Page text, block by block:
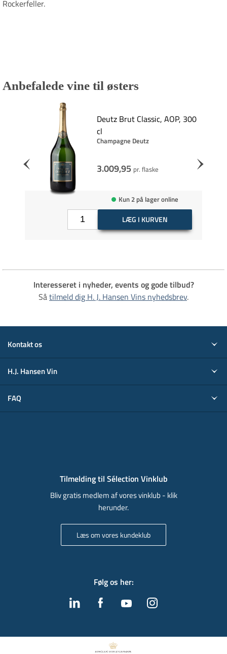
Rockerfeller.
Anbefalede vine til østers
Deutz Brut Classic, AOP, 300
cl
Champagne Deutz
3.009,95 pr. flaske
Kun 2 på lager online
LÆG I KURVEN
Interesseret i nyheder, events og gode tilbud?
Såtilmeld dig H. J. Hansen Vins nyhedsbrev.
Kontakt os
H.J. Hansen Vin
FAQ
Tilmelding til Sélection Vinklub
Bliv gratis medlem af vores vinklub - klik
herunder.
Læs om vores kundeklub
Følg os her: